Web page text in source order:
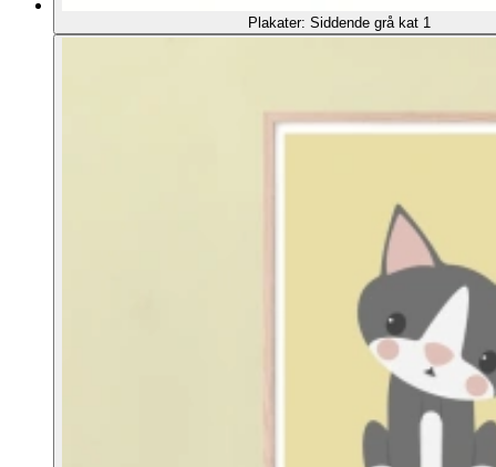
Plakater: Siddende grå kat 1